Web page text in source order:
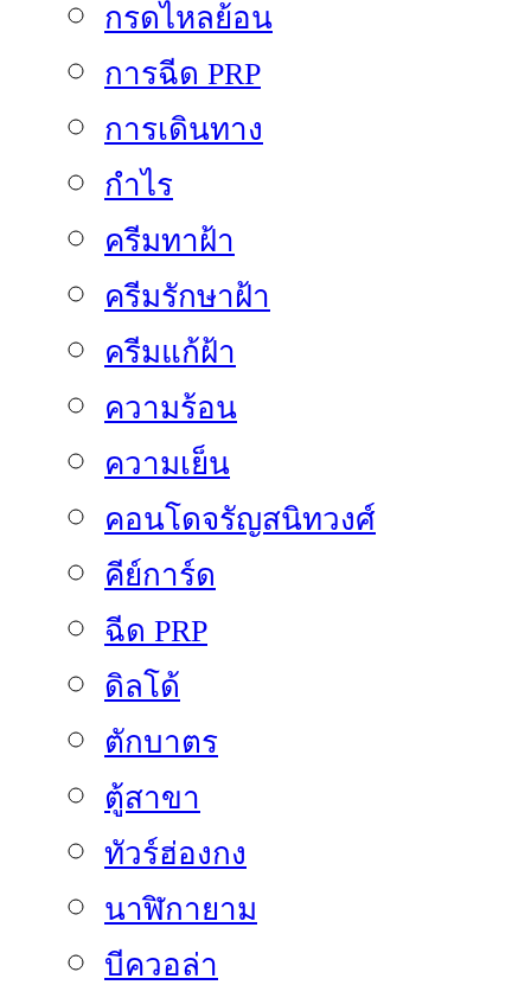
กรดไหลย้อน
การฉีด PRP
การเดินทาง
กำไร
ครีมทาฝ้า
ครีมรักษาฝ้า
ครีมแก้ฝ้า
ความร้อน
ความเย็น
คอนโดจรัญสนิทวงศ์
คีย์การ์ด
ฉีด PRP
ดิลโด้
ตักบาตร
ตู้สาขา
ทัวร์ฮ่องกง
นาฬิกายาม
บีควอล่า